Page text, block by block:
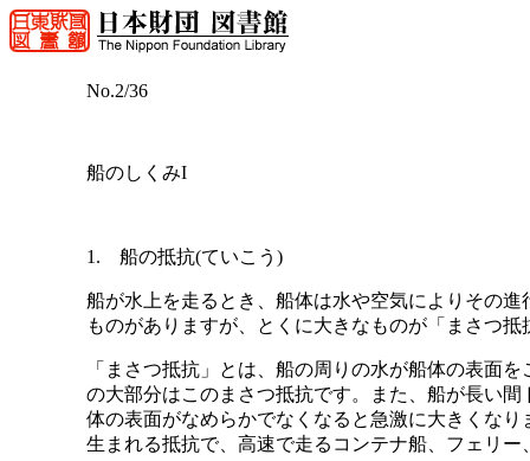
No.2/36
船のしくみI
1. 船の抵抗(ていこう)
船が水上を走るとき、船体は水や空気によりその
ものがありますが、とくに大きなものが「まさつ
「まさつ抵抗」とは、船の周りの水が船体の表面
の大部分はこのまさつ抵抗です。また、船が長い
体の表面がなめらかでなくなると急激に大きくな
生まれる抵抗で、高速で走るコンテナ船、フェリ